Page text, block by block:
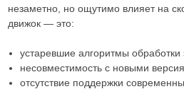
незаметно, но ощутимо влияет на
движок — это:
устаревшие алгоритмы обработки
несовместимость с новыми
отсутствие поддержки